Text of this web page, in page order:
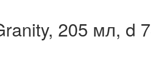
205 мл, d